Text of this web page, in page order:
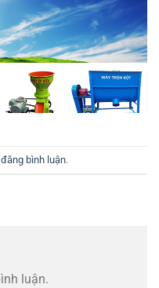
đăng bình luận.
luận.